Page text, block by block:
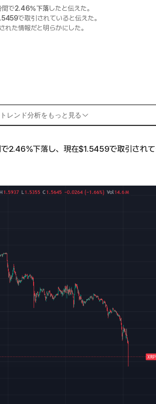
間で2.46%下落したと伝えた。
で取引されていると伝えた。
れた情報だと明らかにした。
レンド分析をもっと見る
2.46%下落し、現在$1.5459で取引されて